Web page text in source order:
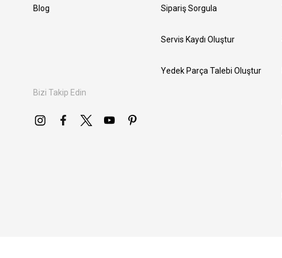
Blog
Bizi Takip Edin
Sipariş Sorgula
Servis Kaydı Oluştur
Yedek Parça Talebi Oluştur